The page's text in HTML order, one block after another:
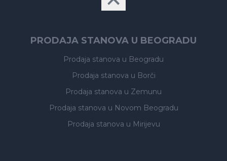
PRODAJA STANOVA U BEOGRADU
Prodaja stanova u Beogradu
Prodaja stanova u Borči
Prodaja stanova u Zemunu
Prodaja stanova u Novom Beogradu
Prodaja stanova u Mirijevu